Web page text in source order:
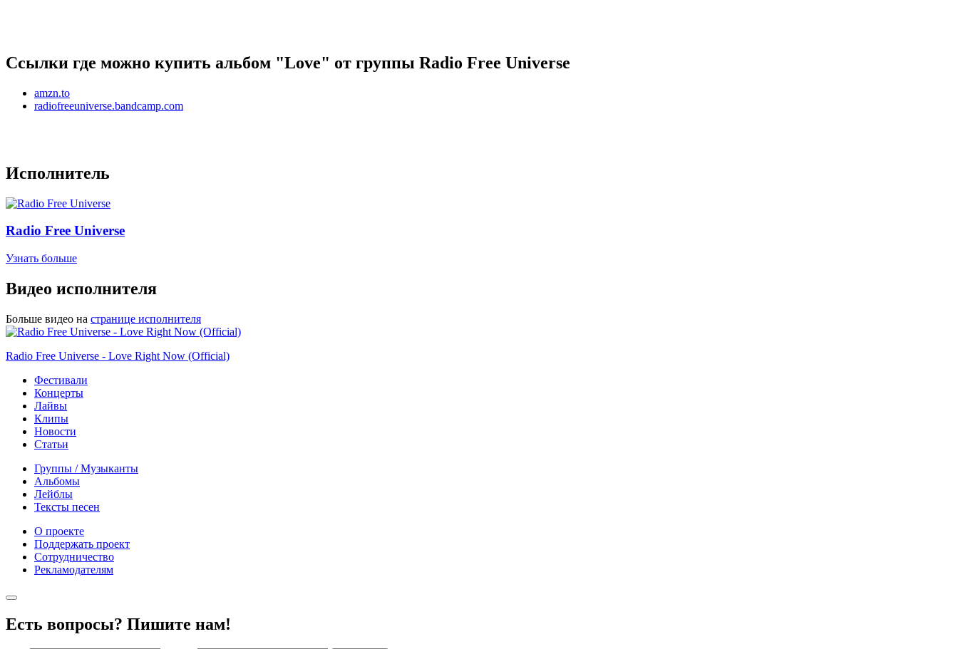
Ссылки где можно купить альбом "Love" от группы Radio Free Universe
amzn.to
radiofreeuniverse.bandcamp.com
Исполнитель
Radio Free Universe
Узнать больше
Видео исполнителя
Больше видео на странице исполнителя
Radio Free Universe - Love Right Now (Official)
Фестивали
Концерты
Лайвы
Клипы
Новости
Статьи
Группы / Музыканты
Альбомы
Лейблы
Тексты песен
О проекте
Поддержать проект
Сотрудничество
Рекламодателям
Есть вопросы? Пишите нам!